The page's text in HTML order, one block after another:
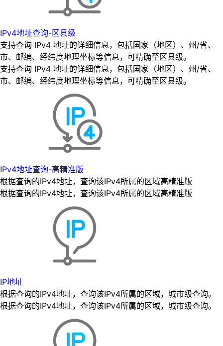
IPv4地址查询-区县级
支持查询 IPv4 地址的详细信息，包括国家（地区）、州/省、
市、邮编、经纬度地理坐标等信息，可精确至区县级。
支持查询 IPv4 地址的详细信息，包括国家（地区）、州/省、
市、邮编、经纬度地理坐标等信息，可精确至区县级。
IPv4地址查询-高精准版
根据查询的IPv4地址，查询该IPv4所属的区域高精准版
根据查询的IPv4地址，查询该IPv4所属的区域高精准版
IP地址
根据查询的IPv4地址，查询该IPv4所属的区域，城市级查询。
根据查询的IPv4地址，查询该IPv4所属的区域，城市级查询。